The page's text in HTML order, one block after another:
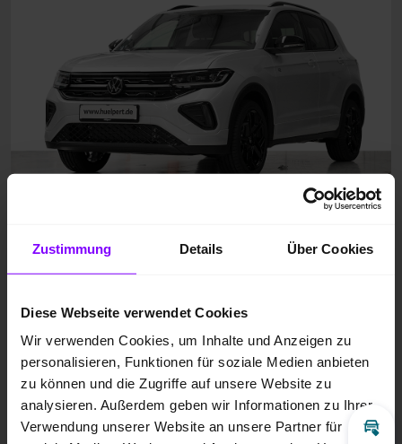
Zustimmung Details Über Cookies
Diese Webseite verwendet Cookies
Wir verwenden Cookies, um Inhalte und Anzeigen zu
personalisieren, Funktionen für soziale Medien anbieten
zu können und die Zugriffe auf unsere Website zu
analysieren. Außerdem geben wir Informationen zu Ihrer
Verwendung unserer Website an unsere Partner für